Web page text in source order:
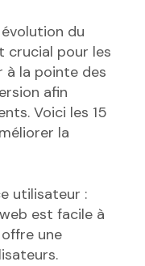
du
crucial pour les
à la pointe des
afin
Voici les 15
la
utilisateur :
est facile à
une